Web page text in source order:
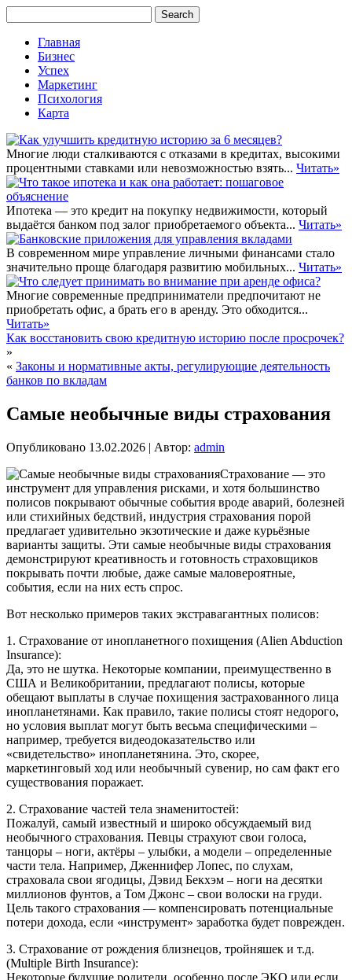
Главная
Бизнес
Успех
Маркетинг
Психология
Карта
Многие люди сталкиваются с отказами в кредитах, высокими
процентными ставками или невозможностью взять... Читать»
Ипотека — это кредит на покупку недвижимости, который
выдаётся банком под залог приобретаемого объекта... Читать»
В современном мире управление личными финансами стало
значительно проще благодаря развитию мобильных... Читать»
Многие современные предприниматели предпочитают не
приобретать офис, а брать его в аренду. Это обходится...
Читать»
Как восстановить свою кредитную историю после просрочек?
»
« Законы и нормативные акты, регулирующие деятельность
банков по вкладам
Самые необычные виды страхования
Опубликовано 13.02.2026 | Автор: admin
Страхование — это
инструмент для управления рисками, и хотя большинство
полисов покрывают обычные события вроде аварий, болезней
или стихийных бедствий, индустрия страхования порой
предлагает удивительно экзотические и даже курьёзные
варианты защиты. Эти самые необычные виды страхования
демонстрируют креативность и готовность страховщиков
покрывать почти любые, даже самые маловероятные,
события, если на них есть спрос.
Вот несколько примеров таких экстравагантных полисов:
1. Страхование от инопланетного похищения (Alien Abduction
Insurance):
Да, это не шутка. Некоторые компании, преимущественно в
США и Великобритании, предлагают полисы, которые
обещают выплаты в случае похищения застрахованного лица
инопланетянами. Как правило, такие полисы стоят недорого,
но условия выплат могут быть весьма специфическими –
например, требуется видеодоказательство или
«свидетельство» инопланетянина. Это, скорее,
маркетинговый ход или необычный сувенир, но сам факт его
существования поражает.
2. Страхование частей тела знаменитостей:
Пожалуй, самый известный и широко обсуждаемый вид
необычного страхования. Певцы страхуют свои голоса,
танцоры – ноги, актёры – улыбки, а модели – определенные
части тела. Например, Дженнифер Лопес, по слухам,
страховала свои ягодицы, Дэвид Бекхэм – ноги на десятки
миллионов фунтов, а Том Джонс – свои волоски на груди.
Цель такого страхования — компенсировать потенциальные
потери дохода, если «инструмент» заработка будет поврежден.
3. Страхование от рождения близнецов, тройняшек и т.д.
(Multiple Birth Insurance):
Некоторые будущие родители, особенно после ЭКО или если